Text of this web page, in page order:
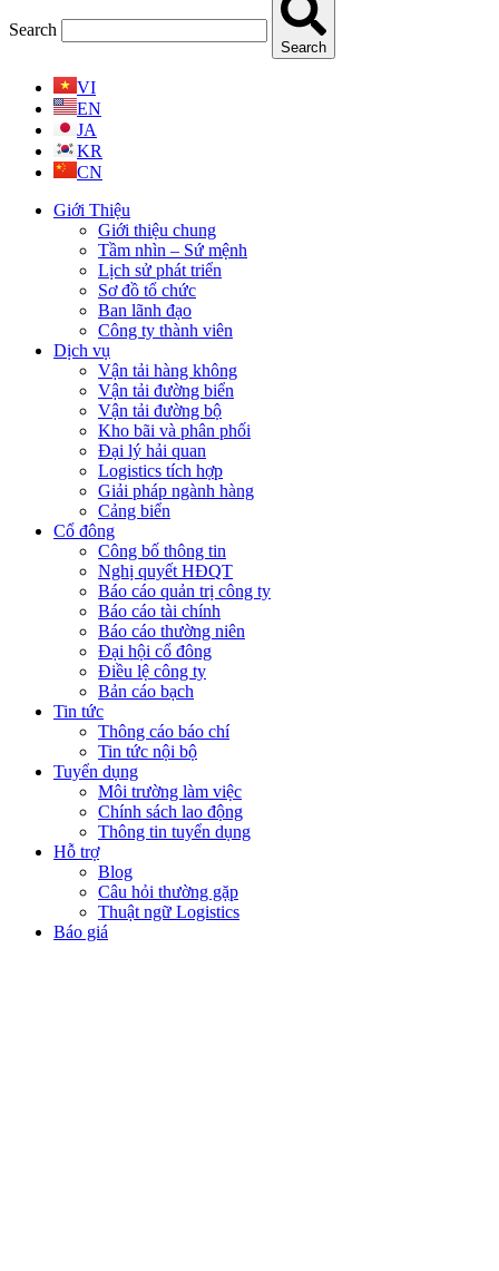
Search
Search
VI
EN
JA
KR
CN
Giới Thiệu
Giới thiệu chung
Tầm nhìn – Sứ mệnh
Lịch sử phát triển
Sơ đồ tổ chức
Ban lãnh đạo
Công ty thành viên
Dịch vụ
Vận tải hàng không
Vận tải đường biển
Vận tải đường bộ
Kho bãi và phân phối
Đại lý hải quan
Logistics tích hợp
Giải pháp ngành hàng
Cảng biển
Cổ đông
Công bố thông tin
Nghị quyết HĐQT
Báo cáo quản trị công ty
Báo cáo tài chính
Báo cáo thường niên
Đại hội cổ đông
Điều lệ công ty
Bản cáo bạch
Tin tức
Thông cáo báo chí
Tin tức nội bộ
Tuyển dụng
Môi trường làm việc
Chính sách lao động
Thông tin tuyển dụng
Hỗ trợ
Blog
Câu hỏi thường gặp
Thuật ngữ Logistics
Báo giá